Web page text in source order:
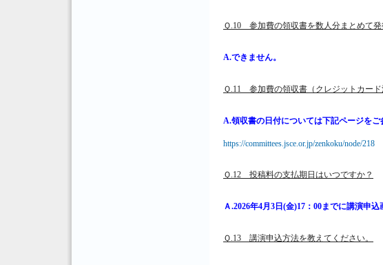
Ｑ.10 参加費の領収書を数人分まとめて発
A.できません。
Ｑ.11 参加費の領収書（クレジットカー
A.領収書の日付については下記ページをご
https://committees.jsce.or.jp/zenkoku/node/218
Ｑ.12 投稿料の支払期日はいつですか？
Ａ.2026年4月3日(金)17：00までに講演申
Ｑ.13 講演申込方法を教えてください。